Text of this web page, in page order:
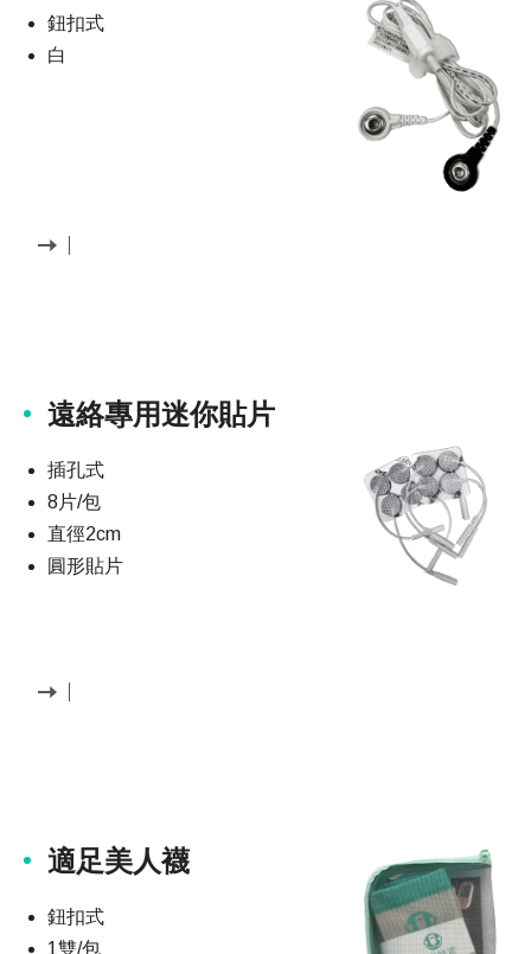
鈕扣式
白
遠絡專用迷你貼片
插孔式
8片/包
直徑2cm
圓形貼片
適足美人襪
鈕扣式
1雙/包